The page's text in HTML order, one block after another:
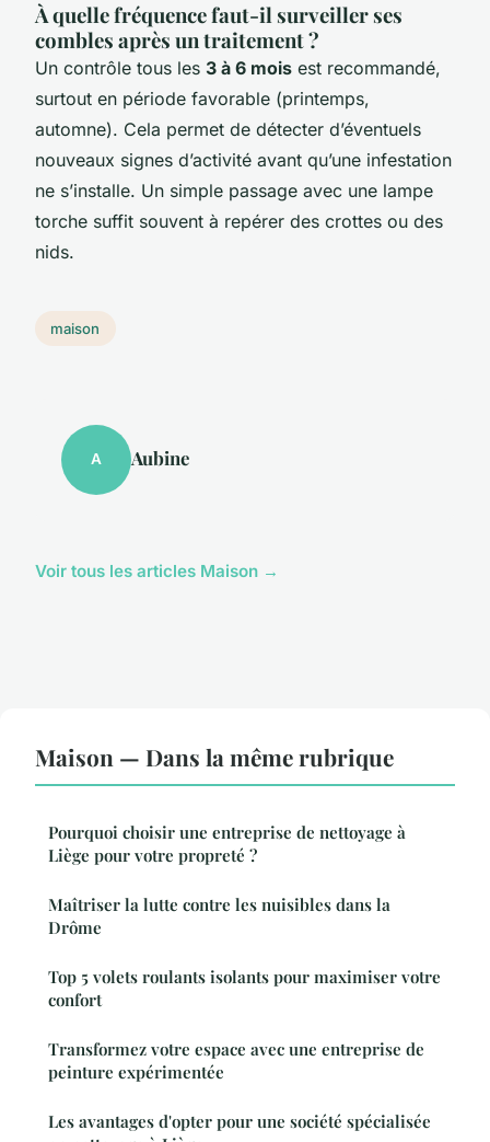
À quelle fréquence faut-il surveiller ses
combles après un traitement ?
Un contrôle tous les 3 à 6 mois est recommandé,
surtout en période favorable (printemps,
automne). Cela permet de détecter d’éventuels
nouveaux signes d’activité avant qu’une infestation
ne s’installe. Un simple passage avec une lampe
torche suffit souvent à repérer des crottes ou des
nids.
maison
A Aubine
Voir tous les articles Maison →
Maison — Dans la même rubrique
Pourquoi choisir une entreprise de nettoyage à
Liège pour votre propreté ?
Maîtriser la lutte contre les nuisibles dans la
Drôme
Top 5 volets roulants isolants pour maximiser votre
confort
Transformez votre espace avec une entreprise de
peinture expérimentée
Les avantages d'opter pour une société spécialisée